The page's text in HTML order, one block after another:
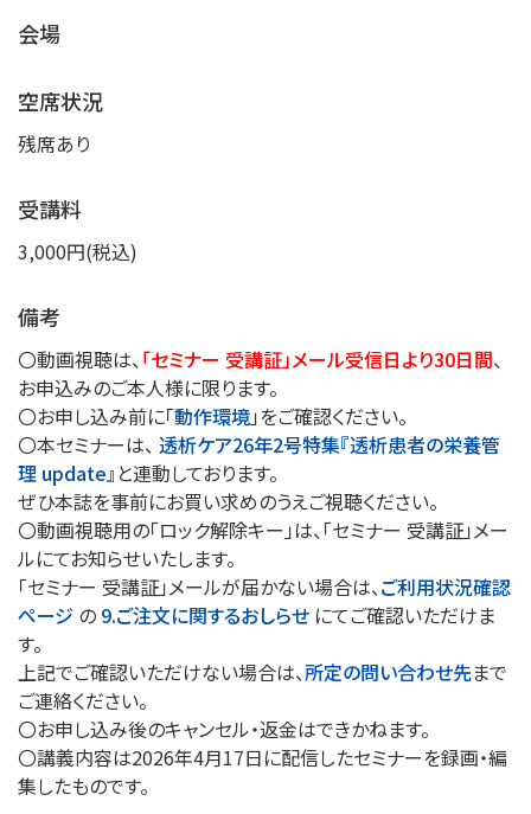
会場
空席状況
残席あり
受講料
3,000円(税込)
備考
〇動画視聴は、「セミナー 受講証」メール受信日より30日間、
お申込みのご本人様に限ります。
〇お申し込み前に「動作環境」をご確認ください。
〇本セミナーは、 透析ケア26年2号特集『透析患者の栄養管
理 update』 と連動しております。
ぜひ本誌を事前にお買い求めのうえご視聴ください。
〇動画視聴用の「ロック解除キー」は、「セミナー 受講証」メー
ルにてお知らせいたします。
「セミナー 受講証」メールが届かない場合は、ご利用状況確認
ページ の 9.ご注文に関するおしらせ にてご確認いただけま
す。
上記でご確認いただけない場合は、所定の問い合わせ先まで
ご連絡ください。
〇お申し込み後のキャンセル・返金はできかねます。
〇講義内容は2026年4月17日に配信したセミナーを録画・編
集したものです。